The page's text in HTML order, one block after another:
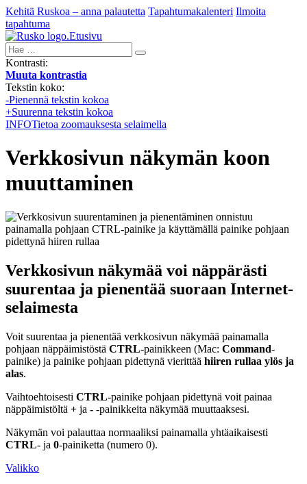
Kehitä Ruskoa – anna palautetta Tapahtumakalenteri Ilmoita
tapahtuma
Etusivu
Hae:
Kontrasti:
Muuta kontrastia
Tekstin koko:
-Pienennä tekstin kokoa
+Suurenna tekstin kokoa
INFOTietoa zoomauksesta selaimella
Verkkosivun näkymän koon
muuttaminen
Verkkosivun näkymää voi näppärästi
suurentaa ja pienentää suoraan Internet-
selaimesta
Voit suurentaa ja pienentää verkkosivun näkymää painamalla
pohjaan näppäimistöstä CTRL-painikkeen (Mac: Command-
painike) ja painike pohjaan pidettynä vierittää hiiren rullaa ylös ja
alas.
Vaihtoehtoisesti CTRL-painike pohjaan pidettynä voit painaa
näppäimistöltä + ja - -painikkeita näkymää muuttaaksesi.
Näkymän voi palauttaa normaaliksi painamalla yhtäaikaisesti
CTRL- ja 0-painiketta (numero 0).
Valikko